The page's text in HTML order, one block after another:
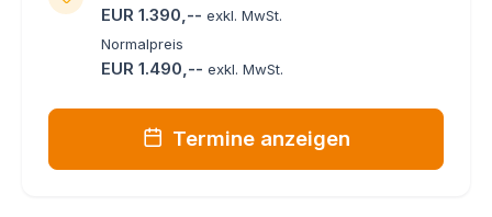
EUR 1.390,-- exkl. MwSt.
Normalpreis
EUR 1.490,-- exkl. MwSt.
Termine anzeigen